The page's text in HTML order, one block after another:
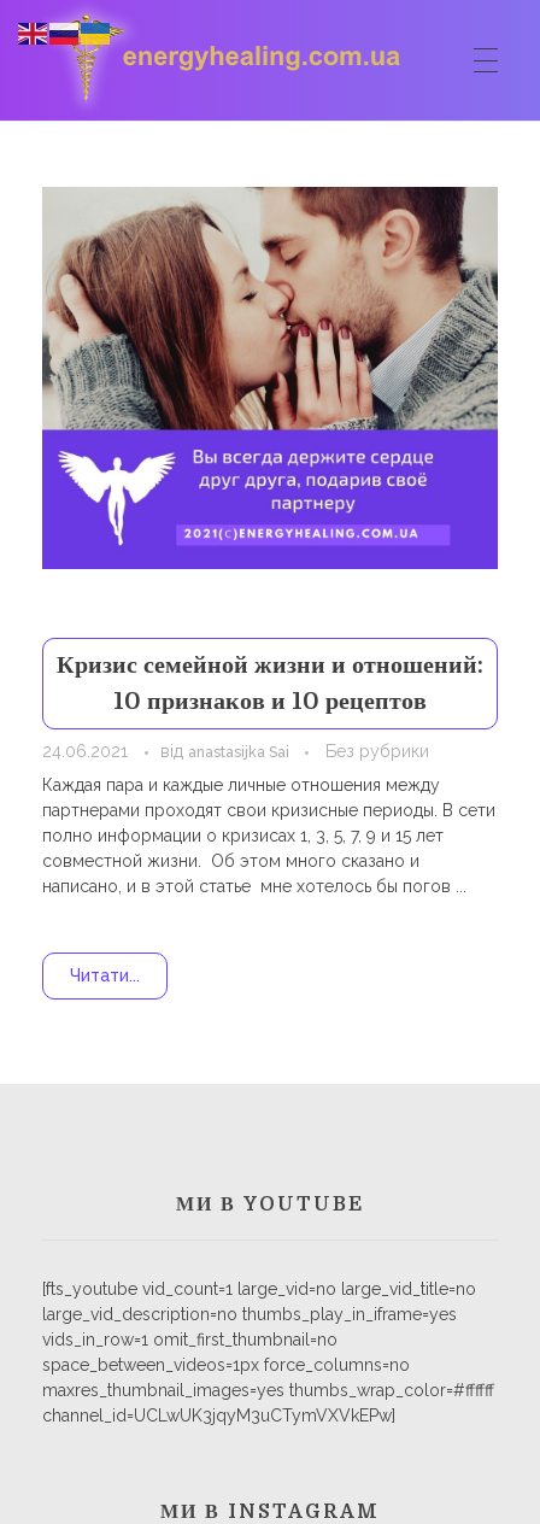
Energyhealing
ДОПОМОГА
Консультація онлайн
Сеанси
Астрологія
Карма терапія
Очищення житла
ШКОЛА
Кодекс
Ступені
Навчання
КОРИСНЕ
Сакральні тури
Відео лекції
Карти Духів
КОНТАКТИ
Кризис семейной жизни и отношений:
10 признаков и 10 рецептов
24.06.2021 від anastasijka Sai
Без рубрики
Каждая пара и каждые личные отношения между
партнерами проходят свои кризисные периоды. В сети
полно информации о кризисах 1, 3, 5, 7, 9 и 15 лет
совместной жизни. Об этом много сказано и
написано, и в этой статье мне хотелось бы погов ...
Читати...
МИ В YOUTUBE
[fts_youtube vid_count=1 large_vid=no large_vid_title=no
large_vid_description=no thumbs_play_in_iframe=yes
vids_in_row=1 omit_first_thumbnail=no
space_between_videos=1px force_columns=no
maxres_thumbnail_images=yes thumbs_wrap_color=#ffffff
channel_id=UCLwUK3jqyM3uCTymVXVkEPw]
МИ В INSTAGRAM